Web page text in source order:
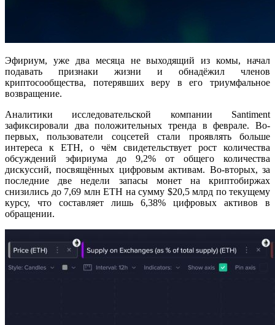
Эфириум, уже два месяца не выходящий из комы, начал
подавать признаки жизни и обнадёжил членов
криптосообщества, потерявших веру в его триумфальное
возвращение.
Аналитики исследовательской компании Santiment
зафиксировали два положительных тренда в феврале. Во-
первых, пользователи соцсетей стали проявлять больше
интереса к ETH, о чём свидетельствует рост количества
обсуждений эфириума до 9,2% от общего количества
дискуссий, посвящённых цифровым активам. Во-вторых, за
последние две недели запасы монет на криптобиржах
снизились до 7,69 млн ETH на сумму $20,5 млрд по текущему
курсу, что составляет лишь 6,38% цифровых активов в
обращении.